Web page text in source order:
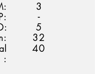
:
3
-
5
32
40